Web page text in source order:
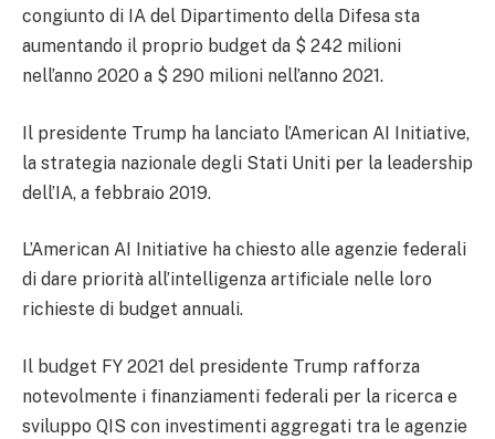
congiunto di IA del Dipartimento della Difesa sta
aumentando il proprio budget da $ 242 milioni
nell’anno 2020 a $ 290 milioni nell’anno 2021.
Il presidente Trump ha lanciato l’American AI Initiative,
la strategia nazionale degli Stati Uniti per la leadership
dell’IA, a febbraio 2019.
L’American AI Initiative ha chiesto alle agenzie federali
di dare priorità all’intelligenza artificiale nelle loro
richieste di budget annuali.
Il budget FY 2021 del presidente Trump rafforza
notevolmente i finanziamenti federali per la ricerca e
sviluppo QIS con investimenti aggregati tra le agenzie